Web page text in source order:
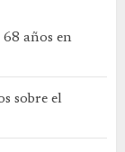
68 años en
sobre el